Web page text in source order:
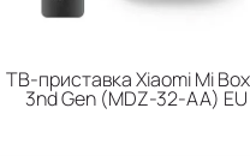
ТВ-приставка Xiaomi Mi
3nd Gen (МDZ-32-АА) EU